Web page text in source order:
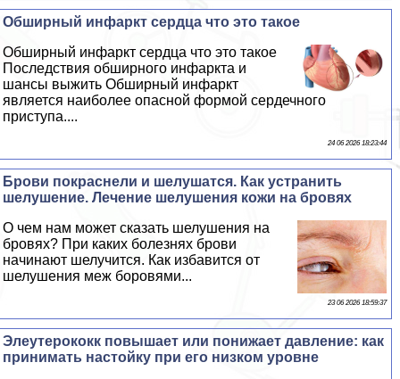
Обширный инфаркт сердца что это такое
Обширный инфаркт сердца что это такое
Последствия обширного инфаркта и
шансы выжить Обширный инфаркт
является наиболее опасной формой сердечного
приступа....
24 06 2026 18:23:44
Брови покраснели и шелушатся. Как устранить
шелушение. Лечение шелушения кожи на бровях
О чем нам может сказать шелушения на
бровях? При каких болезнях брови
начинают шелучится. Как избавится от
шелушения меж боровями...
23 06 2026 18:59:37
Элеутерококк повышает или понижает давление: как
принимать настойку при его низком уровне